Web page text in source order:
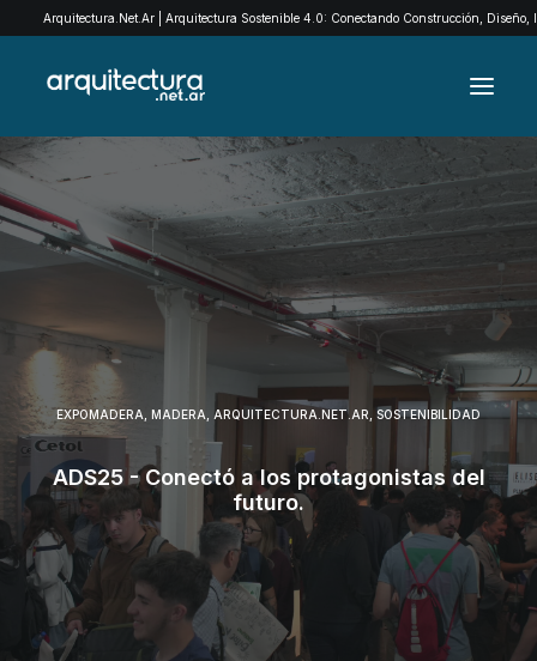
Arquitectura.Net.Ar | Arquitectura Sostenible 4.0: Conectando Construcción,
EXPLORÁ POR CATEGORÍAS
QUIENES SOMOS
CONTACTO
SEARCH
EXPOMADERA MADERA ARQUITECTURA.NET.AR SOSTENIBILIDAD
ADS25 - Conectó a los protagonistas del
futuro.